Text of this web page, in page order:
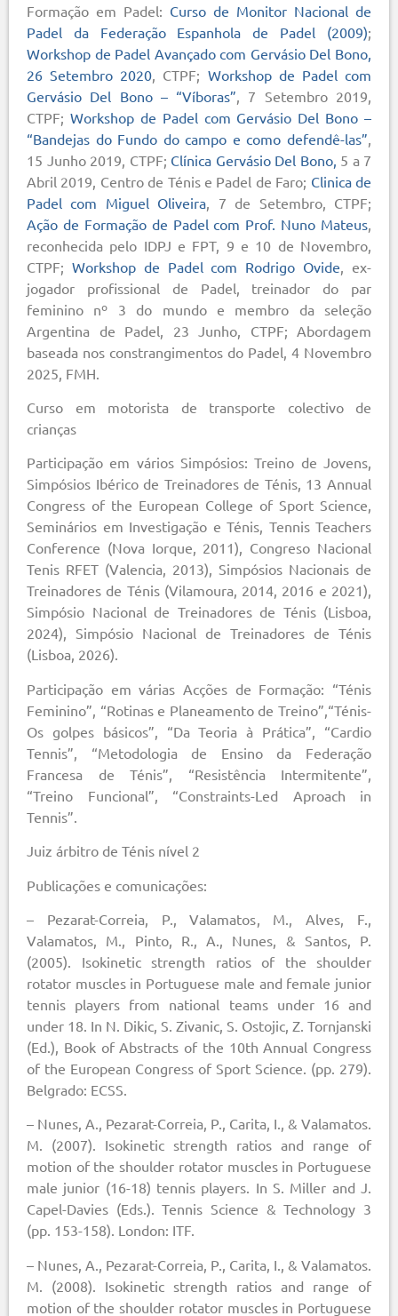
Formação em Padel: Curso de Monitor Nacional de
Padel da Federação Espanhola de Padel (2009);
Workshop de Padel Avançado com Gervásio Del Bono,
26 Setembro 2020 , CTPF; Workshop de Padel com
Gervásio Del Bono – “Víboras” , 7 Setembro 2019,
CTPF; Workshop de Padel com Gervásio Del Bono –
“Bandejas do Fundo do campo e como defendê-las”
15 Junho 2019, CTPF; Clínica Gervásio Del Bono, 5 a 7
Abril 2019, Centro de Ténis e Padel de Faro; Clinica de
Padel com Miguel Oliveira , 7 de Setembro, CTPF;
Ação de Formação de Padel com Prof. Nuno Mateus
reconhecida pelo IDPJ e FPT, 9 e 10 de Novembro,
CTPF; Workshop de Padel com Rodrigo Ovide , ex-
jogador profissional de Padel, treinador do par
feminino nº 3 do mundo e membro da seleção
Argentina de Padel, 23 Junho, CTPF; Abordagem
baseada nos constrangimentos do Padel, 4 Novembro
2025, FMH.
Curso em motorista de transporte colectivo de
crianças
Participação em vários Simpósios: Treino de Jovens,
Simpósios Ibérico de Treinadores de Ténis, 13 Annual
Congress of the European College of Sport Science,
Seminários em Investigação e Ténis, Tennis Teachers
Conference (Nova Iorque, 2011), Congreso Nacional
Tenis RFET (Valencia, 2013), Simpósios Nacionais de
Treinadores de Ténis (Vilamoura, 2014, 2016 e 2021),
Simpósio Nacional de Treinadores de Ténis (Lisboa,
2024), Simpósio Nacional de Treinadores de Ténis
(Lisboa, 2026).
Participação em várias Acções de Formação: “Ténis
Feminino”, “Rotinas e Planeamento de Treino”,“Ténis-
Os golpes básicos”, “Da Teoria à Prática”, “Cardio
Tennis”, “Metodologia de Ensino da Federação
Francesa de Ténis”, “Resistência Intermitente”,
“Treino Funcional”, “Constraints-Led Aproach in
Tennis”.
Juiz árbitro de Ténis nível 2
Publicações e comunicações:
– Pezarat-Correia, P., Valamatos, M., Alves, F.,
Valamatos, M., Pinto, R., A., Nunes, & Santos, P.
(2005). Isokinetic strength ratios of the shoulder
rotator muscles in Portuguese male and female junior
tennis players from national teams under 16 and
under 18. In N. Dikic, S. Zivanic, S. Ostojic, Z. Tornjanski
(Ed.), Book of Abstracts of the 10th Annual Congress
of the European Congress of Sport Science. (pp. 279).
Belgrado: ECSS.
– Nunes, A., Pezarat-Correia, P., Carita, I., & Valamatos.
M. (2007). Isokinetic strength ratios and range of
motion of the shoulder rotator muscles in Portuguese
male junior (16-18) tennis players. In S. Miller and J.
Capel-Davies (Eds.). Tennis Science & Technology 3
(pp. 153-158). London: ITF.
– Nunes, A., Pezarat-Correia, P., Carita, I., & Valamatos.
M. (2008). Isokinetic strength ratios and range of
motion of the shoulder rotator muscles in Portuguese